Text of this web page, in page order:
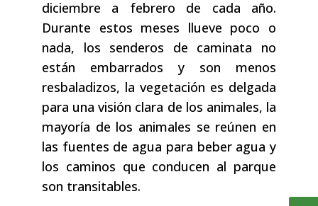
diciembre a febrero de cada año.
Durante estos meses llueve poco o
nada, los senderos de caminata no
están embarrados y son menos
resbaladizos, la vegetación es delgada
para una visión clara de los animales, la
mayoría de los animales se reúnen en
las fuentes de agua para beber agua y
los caminos que conducen al parque
son transitables.